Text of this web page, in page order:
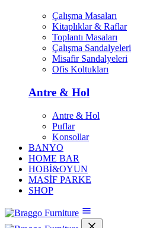
Çalışma Masaları
Kitaplıklar & Raflar
Toplantı Masaları
Çalışma Sandalyeleri
Misafir Sandalyeleri
Ofis Koltukları
Antre & Hol
Antre & Hol
Puflar
Konsollar
BANYO
HOME BAR
HOBİ&OYUN
MASİF PARKE
SHOP